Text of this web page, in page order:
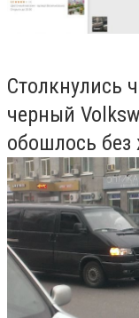
Столкнулись
черный
обошлось без